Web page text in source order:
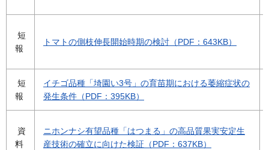
短
報
トマトの側枝伸長開始時期の検討（PDF：643KB）
短
報
イチゴ品種「埼園い3号」の育苗期における萎縮症状の
発生条件（PDF：395KB）
資
料
ニホンナシ有望品種「はつまる」の高品質果実安定生
産技術の確立に向けた検証（PDF：637KB）